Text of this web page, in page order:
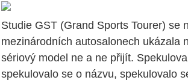
Studie GST (Grand Sports Tourer) se
mezinárodních autosalonech ukázala
sériový model ne a ne přijít.
spekulovalo se o názvu, spekulovalo